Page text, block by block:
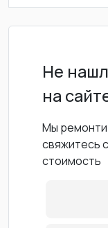
Не
на
Мы
свяжитесь
стоимость